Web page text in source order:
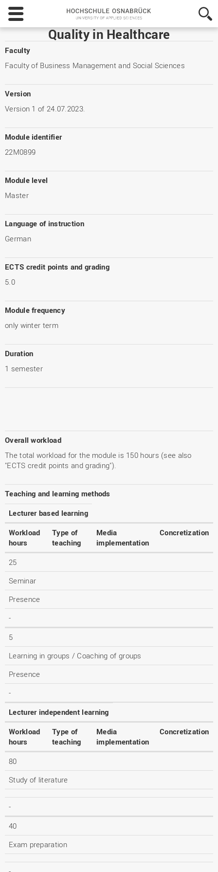
Hochschule
Osnabrück
-
University
Sciences
Quality in Healthcare
Faculty
Faculty of Business Management and Social Sciences
Version
Version 1 of 24.07.2023.
Module identifier
22M0899
Module level
Master
Language of instruction
German
ECTS credit points and grading
5.0
Module frequency
only winter term
Duration
1 semester
Overall workload
The total workload for the module is 150 hours (see also
"ECTS credit points and grading").
Teaching and learning methods
Lecturer based learning
Workload
hours
Type of
teaching
Media
implementation
Concretization
25
Seminar
Presence
-
5
Learning in groups / Coaching of groups
Presence
-
Lecturer independent learning
Workload
hours
Type of
teaching
Media
implementation
Concretization
80
Study of literature
-
40
Exam preparation